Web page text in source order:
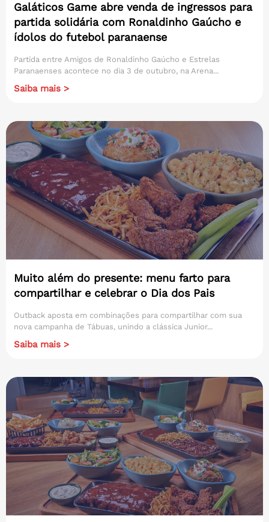
Galáticos Game abre venda de ingressos para
partida solidária com Ronaldinho Gaúcho e
ídolos do futebol paranaense
Partida entre Amigos de Ronaldinho Gaúcho e Estrelas
Paranaenses acontece no dia 3 de outubro, na Arena...
Saiba mais >
Muito além do presente: menu farto para
compartilhar e celebrar o Dia dos Pais
Outback aposta em combinações para compartilhar com sua
nova campanha de Tábuas, unindo a clássica Junior...
Saiba mais >